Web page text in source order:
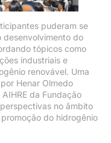
puderam se
do
tópicos como
industriais e
renovável. Uma
Henar Olmedo
da Fundação
no âmbito
do hidrogênio